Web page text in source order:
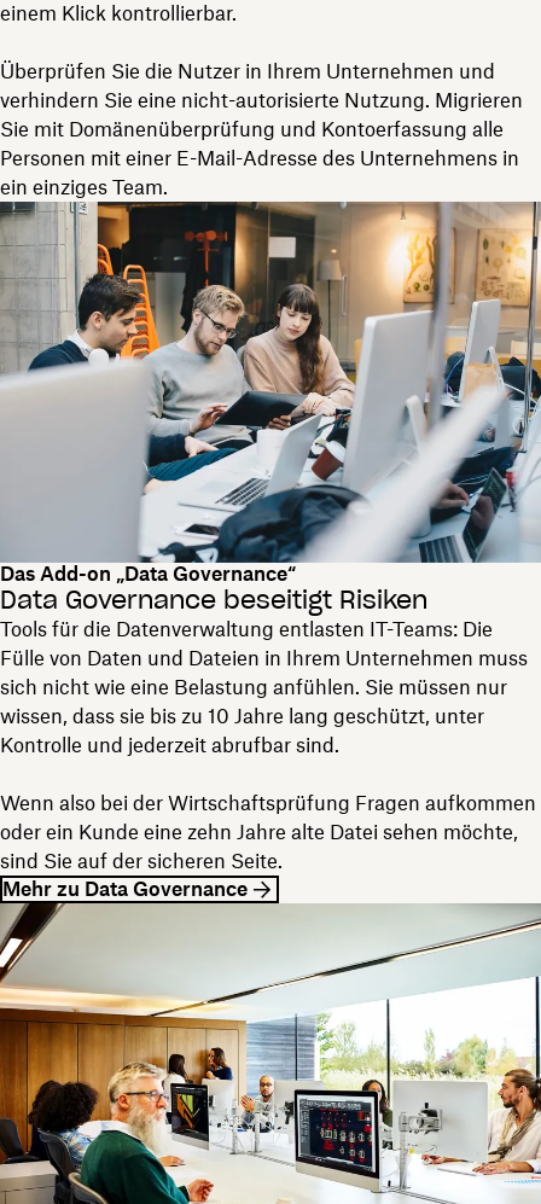
einem Klick kontrollierbar.
Überprüfen Sie die Nutzer in Ihrem Unternehmen und
verhindern Sie eine nicht-autorisierte Nutzung. Migrieren
Sie mit Domänenüberprüfung und Kontoerfassung alle
Personen mit einer E-Mail-Adresse des Unternehmens in
ein einziges Team.
Das Add-on „Data Governance“
Data Governance beseitigt Risiken
Tools für die Datenverwaltung entlasten IT-Teams: Die
Fülle von Daten und Dateien in Ihrem Unternehmen muss
sich nicht wie eine Belastung anfühlen. Sie müssen nur
wissen, dass sie bis zu 10 Jahre lang geschützt, unter
Kontrolle und jederzeit abrufbar sind.
Wenn also bei der Wirtschaftsprüfung Fragen aufkommen
oder ein Kunde eine zehn Jahre alte Datei sehen möchte,
sind Sie auf der sicheren Seite.
Mehr zu Data Governance